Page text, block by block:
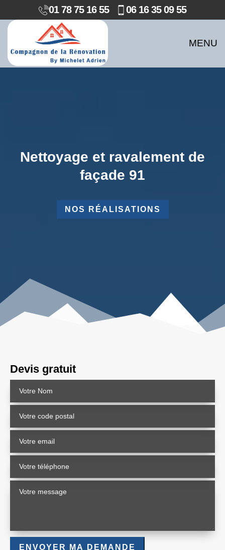
01 78 75 16 55 06 16 35 09 55
MENU
Nettoyage et ravalement de
façade 91
NOS RÉALISATIONS
Devis gratuit